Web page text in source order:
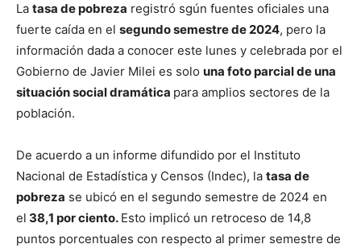
La tasa de pobreza registró sgún fuentes oficiales una
fuerte caída en el segundo semestre de 2024, pero la
información dada a conocer este lunes y celebrada por el
Gobierno de Javier Milei es solo una foto parcial de una
situación social dramática para amplios sectores de la
población.
De acuerdo a un informe difundido por el Instituto
Nacional de Estadística y Censos (Indec), la tasa de
pobreza se ubicó en el segundo semestre de 2024 en
el 38,1 por ciento. Esto implicó un retroceso de 14,8
puntos porcentuales con respecto al primer semestre de